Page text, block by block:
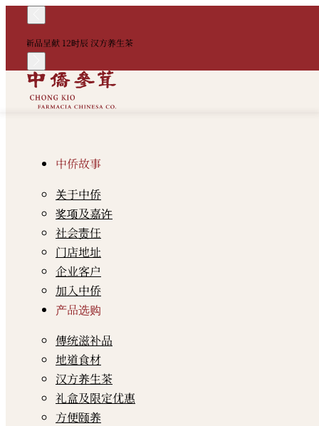
新品呈献 12时辰 汉方养生茶
中侨故事
关于中侨
奖项及嘉许
社会责任
门店地址
企业客户
加入中侨
产品选购
傳统滋补品
地道食材
汉方养生茶
礼盒及限定优惠
方便颐养